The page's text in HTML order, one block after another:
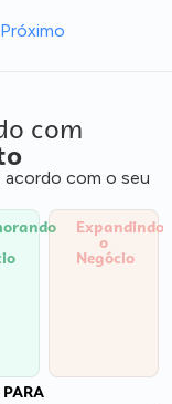
Próximo
com
acordo com o seu
Expandindo
o
Negócio